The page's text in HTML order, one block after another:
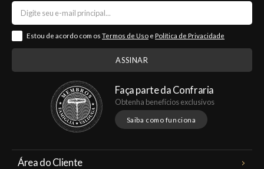
Estou de acordo com os Termos de Uso e Política de Privacidade
Faça parte da Confraria
Obtenha benefícios exclusivos
Saiba como funciona
Área do Cliente